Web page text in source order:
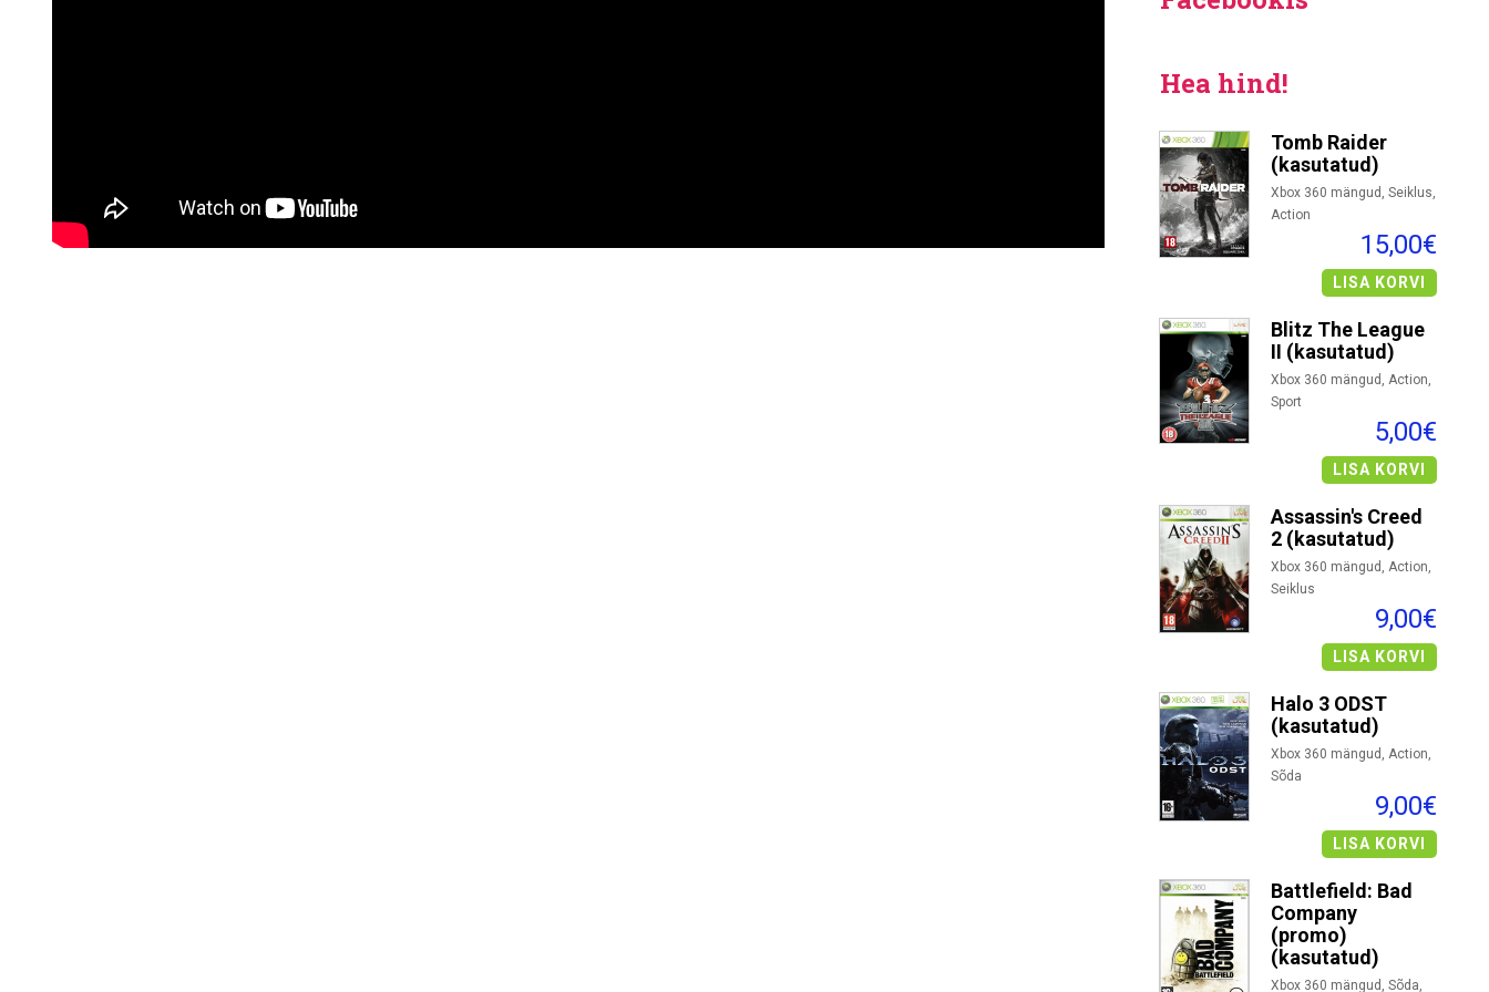
Hea hind!
Tomb Raider
(kasutatud)
Xbox 360 mängud, Seiklus,
Action
15,00€
LISA KORVI
Blitz The League
II (kasutatud)
Xbox 360 mängud, Action,
Sport
5,00€
LISA KORVI
Assassin's Creed
2 (kasutatud)
Xbox 360 mängud, Action,
Seiklus
9,00€
LISA KORVI
Halo 3 ODST
(kasutatud)
Xbox 360 mängud, Action,
Sõda
9,00€
LISA KORVI
Battlefield: Bad
Company
(promo)
(kasutatud)
Xbox 360 mängud, Sõda,